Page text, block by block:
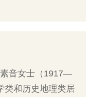
音女士（1917—
类和历史地理类居